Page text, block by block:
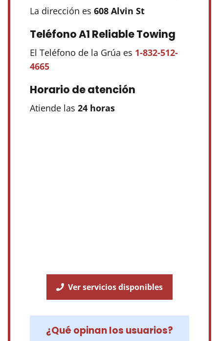
La dirección es 608 Alvin St
Teléfono A1 Reliable Towing
El Teléfono de la Grúa es 1-832-512-
4665
Horario de atención
Atiende las 24 horas
Ver servicios disponibles
¿Qué opinan los usuarios?